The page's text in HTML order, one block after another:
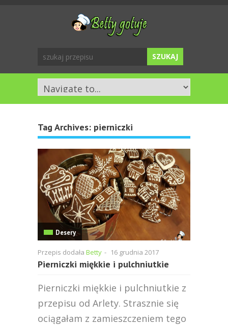
Tag Archives: pierniczki
Desery
Przepis dodała Betty - 16 grudnia 2017
Pierniczki miękkie i pulchniutkie
Pierniczki miękkie i pulchniutkie z
przepisu od Arlety. Strasznie się
ociągałam z zamieszczeniem tego